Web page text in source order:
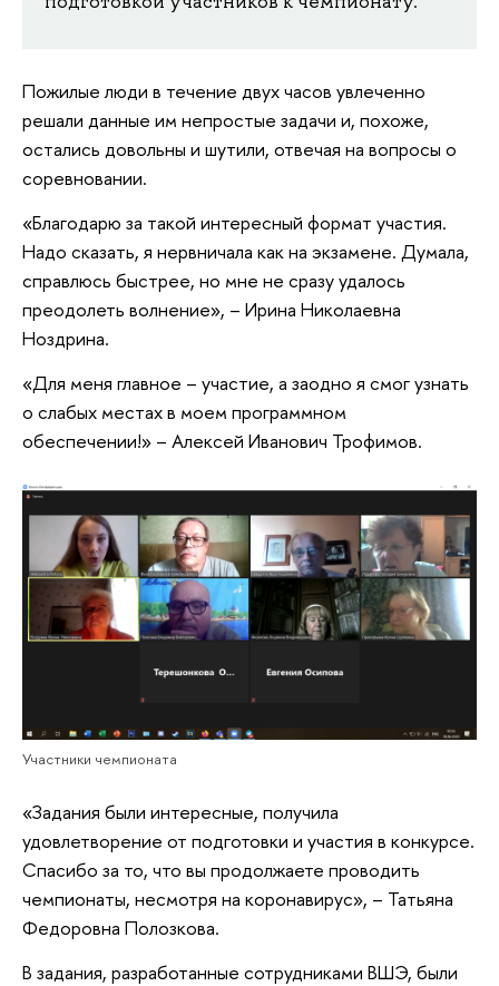
Пожилые люди в течение двух часов увлеченно
решали данные им непростые задачи и, похоже,
остались довольны и шутили, отвечая на вопросы о
соревновании.
«Благодарю за такой интересный формат участия.
Надо сказать, я нервничала как на экзамене. Думала,
справлюсь быстрее, но мне не сразу удалось
преодолеть волнение», – Ирина Николаевна
Ноздрина.
«Для меня главное – участие, а заодно я смог узнать
о слабых местах в моем программном
обеспечении!» – Алексей Иванович Трофимов.
Участники чемпионата
«Задания были интересные, получила
удовлетворение от подготовки и участия в конкурсе.
Спасибо за то, что вы продолжаете проводить
чемпионаты, несмотря на коронавирус», – Татьяна
Федоровна Полозкова.
В задания, разработанные сотрудниками ВШЭ, были